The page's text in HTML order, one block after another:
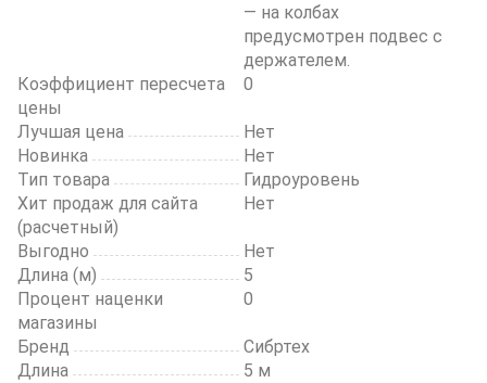
— на колбах
предусмотрен подвес с
держателем.
Коэффициент пересчета
цены
0
Лучшая цена
Нет
Новинка
Нет
Тип товара
Гидроуровень
Хит продаж для сайта
(расчетный)
Нет
Выгодно
Нет
Длина (м)
5
Процент наценки
магазины
0
Бренд
Сибртех
Длина
5 м